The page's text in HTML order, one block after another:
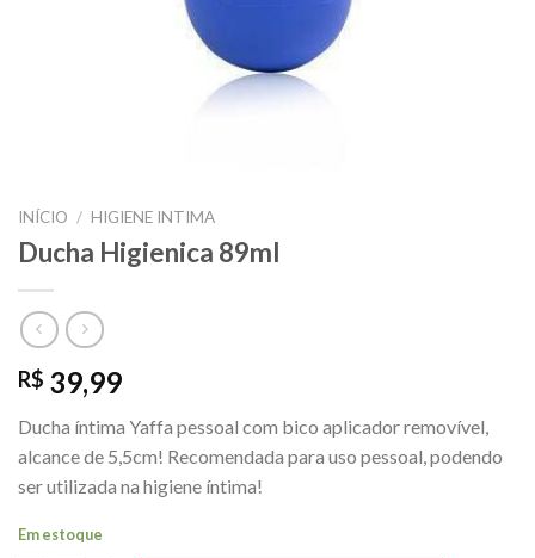
INÍCIO / HIGIENE INTIMA
Ducha Higienica 89ml
R$ 39,99
Ducha íntima Yaffa pessoal com bico aplicador removível,
alcance de 5,5cm! Recomendada para uso pessoal, podendo
ser utilizada na higiene íntima!
Em estoque